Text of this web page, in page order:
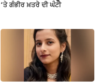
‘ਤੇ ਗੰਭੀਰ ਖ਼ਤਰੇ ਦੀ ਘੰਟੀ